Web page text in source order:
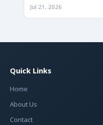
Jul 21, 2026
Quick Links
Home
About Us
Contact